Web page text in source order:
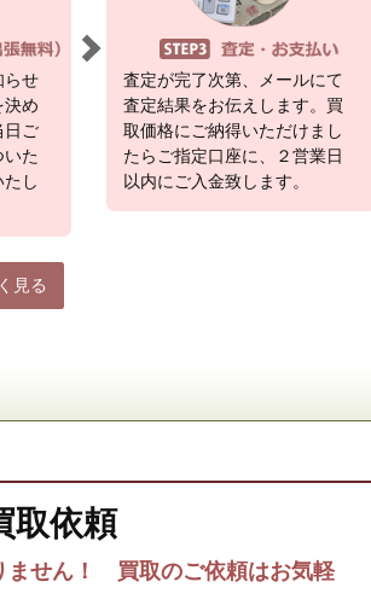
らせ
決め
日ご
いた
し
査定が完了次第、メールにて
査定結果をお伝えします。買
取価格にご納得いただけまし
たらご指定口座に、２営業日
以内にご入金致します。
見る
取依頼
ません！ 買取のご依頼はお気軽